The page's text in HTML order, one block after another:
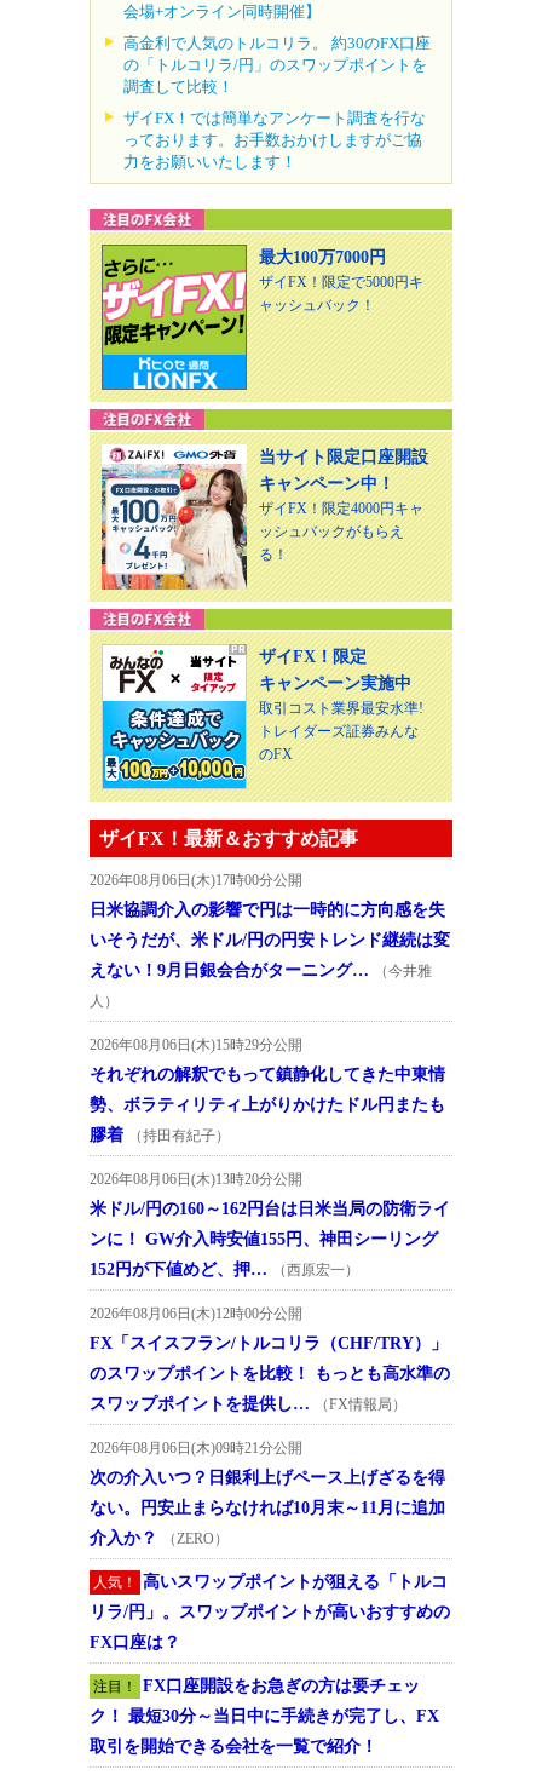
会場+オンライン同時開催】
高金利で人気のトルコリラ。 約30のFX口座
の「トルコリラ/円」のスワップポイントを
調査して比較！
ザイFX！では簡単なアンケート調査を行な
っております。お手数おかけしますがご協
力をお願いいたします！
最大100万7000円
ザイFX！限定で5000円キ
ャッシュバック！
当サイト限定口座開設
キャンペーン中！
ザイFX！限定4000円キャ
ッシュバックがもらえ
る！
ザイFX！限定
キャンペーン実施中
取引コスト業界最安水準!
トレイダーズ証券みんな
のFX
ザイFX！最新＆おすすめ記事
2026年08月06日(木)17時00分公開
日米協調介入の影響で円は一時的に方向感を失
いそうだが、米ドル/円の円安トレンド継続は変
えない！9月日銀会合がターニング…
（今井雅
人）
2026年08月06日(木)15時29分公開
それぞれの解釈でもって鎮静化してきた中東情
勢、ボラティリティ上がりかけたドル円またも
膠着
（持田有紀子）
2026年08月06日(木)13時20分公開
米ドル/円の160～162円台は日米当局の防衛ライ
ンに！ GW介入時安値155円、神田シーリング
152円が下値めど、押…
（西原宏一）
2026年08月06日(木)12時00分公開
FX「スイスフラン/トルコリラ（CHF/TRY）」
のスワップポイントを比較！ もっとも高水準の
スワップポイントを提供し…
（FX情報局）
2026年08月06日(木)09時21分公開
次の介入いつ？日銀利上げペース上げざるを得
ない。円安止まらなければ10月末～11月に追加
介入か？
（ZERO）
人気！
高いスワップポイントが狙える「トルコ
リラ/円」。スワップポイントが高いおすすめの
FX口座は？
注目！
FX口座開設をお急ぎの方は要チェッ
ク！ 最短30分～当日中に手続きが完了し、FX
取引を開始できる会社を一覧で紹介！